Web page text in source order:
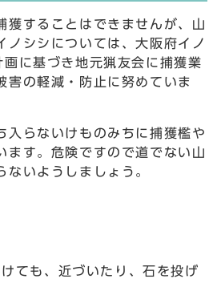
することはできませんが、山
ノシシについては、大阪府イノ
に基づき地元猟友会に捕獲業
害の軽減・防止に努めていま
らないけものみちに捕獲檻や
ます。危険ですので道でない山
ないようしましょう。
ても、近づいたり、石を投げ